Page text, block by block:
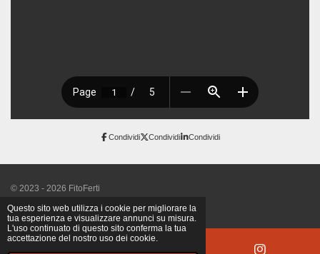
Questo sito web utilizza i cookie per migliorare la
tua esperienza e visualizzare annunci su misura.
L'uso continuato di questo sito conferma la tua
accettazione del nostro uso dei cookie.
Condividi Condividi Condividi
© 2023 - 2026 FitoFerti
Fornito da Webador